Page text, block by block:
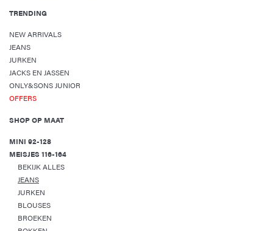
TRENDING
NEW ARRIVALS
JEANS
JURKEN
JACKS EN JASSEN
ONLY&SONS JUNIOR
OFFERS
SHOP OP MAAT
MINI 92-128
MEISJES 116-164
BEKIJK ALLES
JEANS
JURKEN
BLOUSES
BROEKEN